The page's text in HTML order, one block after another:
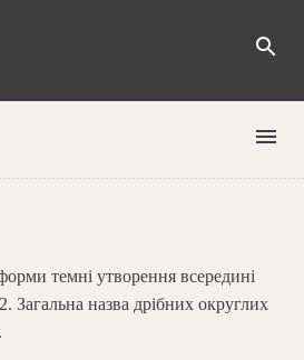
search
menu
темні утворення всередині
Загальна назва дрібних округлих